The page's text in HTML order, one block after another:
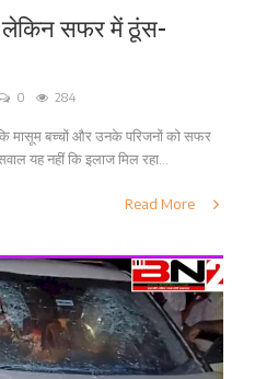
लेकिन सफर में ठूंस-
0 284
मासूम बच्चों और उनके परिजनों को सफर
यह नहीं कि इलाज मिल रहा...
Read More